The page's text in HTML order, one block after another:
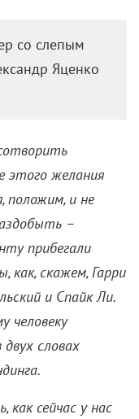
со слепым
Яценко
этого желания
положим, и не
–
прибегали
как, скажем, Гарри
и Спайк Ли.
человеку
словах
как сейчас у нас